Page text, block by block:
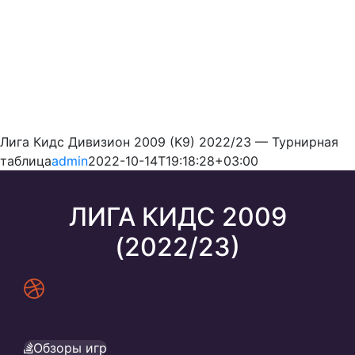
Лига Кидс Дивизион 2009 (K9) 2022/23 — Турнирная
таблицаadmin2022-10-14T19:18:28+03:00
ЛИГА КИДС 2009
(2022/23)
Обзоры игр